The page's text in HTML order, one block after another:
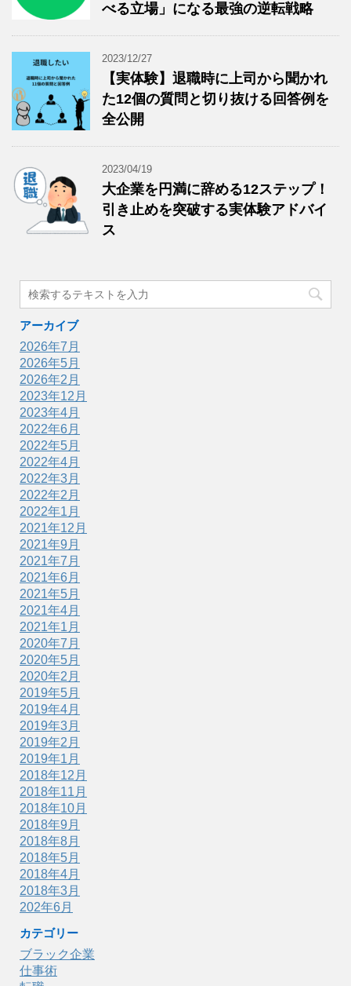
べる立場」になる最強の逆転戦略
2023/12/27
【実体験】退職時に上司から聞かれ
た12個の質問と切り抜ける回答例を
全公開
2023/04/19
大企業を円満に辞める12ステップ！
引き止めを突破する実体験アドバイ
ス
アーカイブ
2026年7月
2026年5月
2026年2月
2023年12月
2023年4月
2022年6月
2022年5月
2022年4月
2022年3月
2022年2月
2022年1月
2021年12月
2021年9月
2021年7月
2021年6月
2021年5月
2021年4月
2021年1月
2020年7月
2020年5月
2020年2月
2019年5月
2019年4月
2019年3月
2019年2月
2019年1月
2018年12月
2018年11月
2018年10月
2018年9月
2018年8月
2018年5月
2018年4月
2018年3月
202年6月
カテゴリー
ブラック企業
仕事術